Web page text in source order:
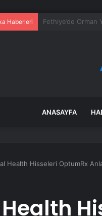
Haberleri Yağış sonrası
ANASAYFA
Health Hisseleri OptumRx